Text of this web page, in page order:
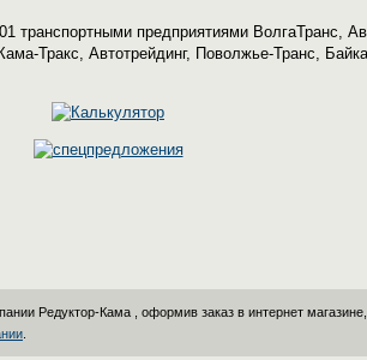
транспортными предприятиями ВолгаТранс,
Тракс, Автотрейдинг, Поволжье-Транс,
Редуктор-Кама , оформив заказ в интернет магазине,